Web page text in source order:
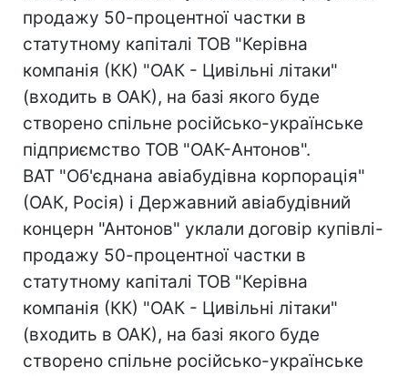
продажу 50-процентної частки в
статутному капіталі ТОВ "Керівна
компанія (КК) "ОАК - Цивільні літаки"
(входить в ОАК), на базі якого буде
створено спільне російсько-українське
підприємство ТОВ "ОАК-Антонов".
ВАТ "Об'єднана авіабудівна корпорація"
(ОАК, Росія) і Державний авіабудівний
концерн "Антонов" уклали договір купівлі-
продажу 50-процентної частки в
статутному капіталі ТОВ "Керівна
компанія (КК) "ОАК - Цивільні літаки"
(входить в ОАК), на базі якого буде
створено спільне російсько-українське